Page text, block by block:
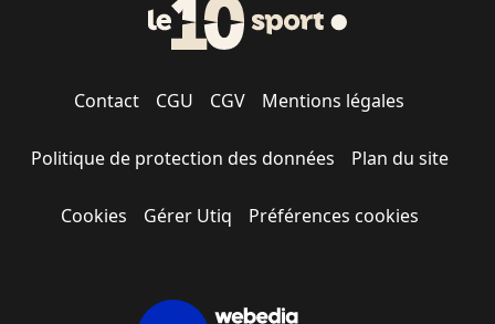
Contact CGU CGV Mentions légales
Politique de protection des données Plan du site
Cookies Gérer Utiq Préférences cookies